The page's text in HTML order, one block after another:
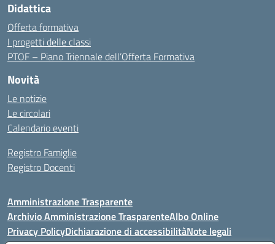
Didattica
Offerta formativa
I progetti delle classi
PTOF – Piano Triennale dell’Offerta Formativa
Novità
Le notizie
Le circolari
Calendario eventi
Registro Famiglie
Registro Docenti
Amministrazione Trasparente
Archivio Amministrazione TrasparenteAlbo Online
Privacy PolicyDichiarazione di accessibilitàNote legali